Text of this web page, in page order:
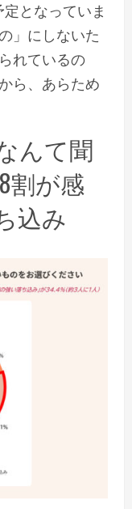
となっていま
」にしないた
れているの
ら、あらため
んて聞
割が感
込み